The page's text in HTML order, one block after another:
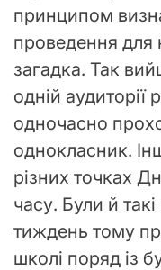
принципом
проведення для
загадка. Так
одній
одночасно
однокласник.
різних точках
часу. Були й
тиждень тому
школі поряд із